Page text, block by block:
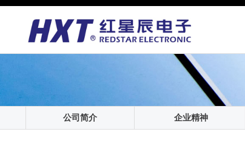
公司简介 企业精神